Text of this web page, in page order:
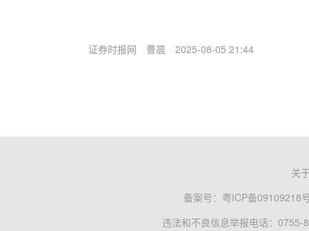
证券时报网 曹晨 2025-08-05 21:44
关
备案号： 粤ICP备09109218
违法和不良信息举报电话：0755-